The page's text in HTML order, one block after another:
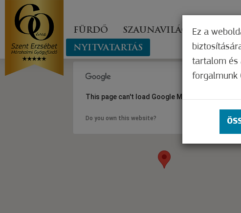
FÜRDŐ SZAUNAVILÁG
NYITVATARTÁS
This page can't load Google Maps correctly.
Do you own this website? OK
Ez a
tartalom és
forgalmunk